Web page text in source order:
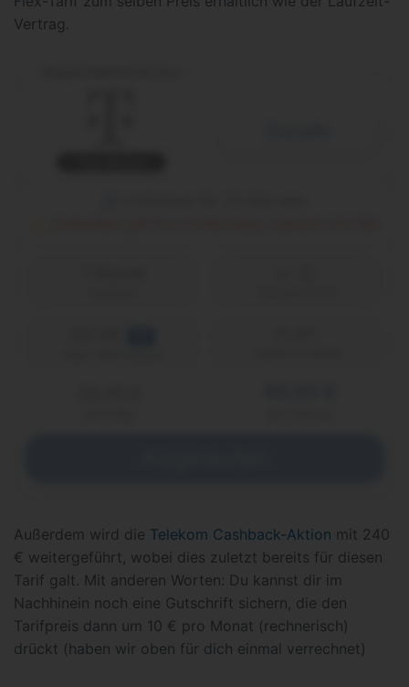
Vertrag.
Außerdem wird die Telekom Cashback-Aktion mit 240
€ weitergeführt, wobei dies zuletzt bereits für diesen
Tarif galt. Mit anderen Worten: Du kannst dir im
Nachhinein noch eine Gutschrift sichern, die den
Tarifpreis dann um 10 € pro Monat (rechnerisch)
drückt (haben wir oben für dich einmal verrechnet)